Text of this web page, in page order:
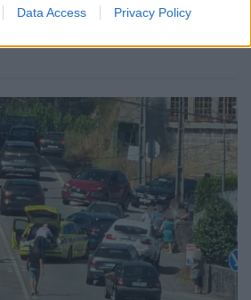
Data Access Privacy Policy